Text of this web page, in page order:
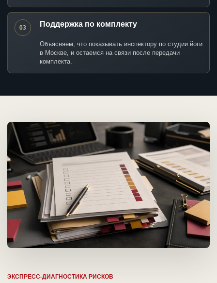
03 Поддержка по комплекту
Объясняем, что показывать инспектору по студии йоги
в Москве, и остаемся на связи после передачи
комплекта.
ЭКСПРЕСС-ДИАГНОСТИКА РИСКОВ